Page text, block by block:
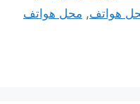
هواتف, محل هواتف